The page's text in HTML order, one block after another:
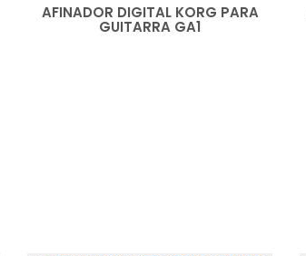
AFINADOR DIGITAL KORG PARA
GUITARRA GA1